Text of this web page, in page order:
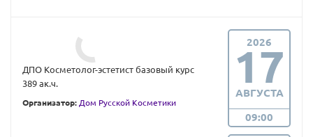
ДПО Косметолог-эстетист базовый курс
389 ак.ч.
Организатор: Дом Русской Косметики
2026
17
АВГУСТА
09:00